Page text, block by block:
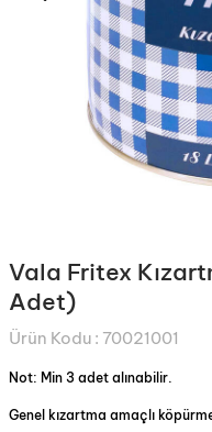
Vala Fritex
Adet)
Ürün Kodu : 70021001
Genel kızartma amaçlı
Not: Min 3 adet alınabilir.